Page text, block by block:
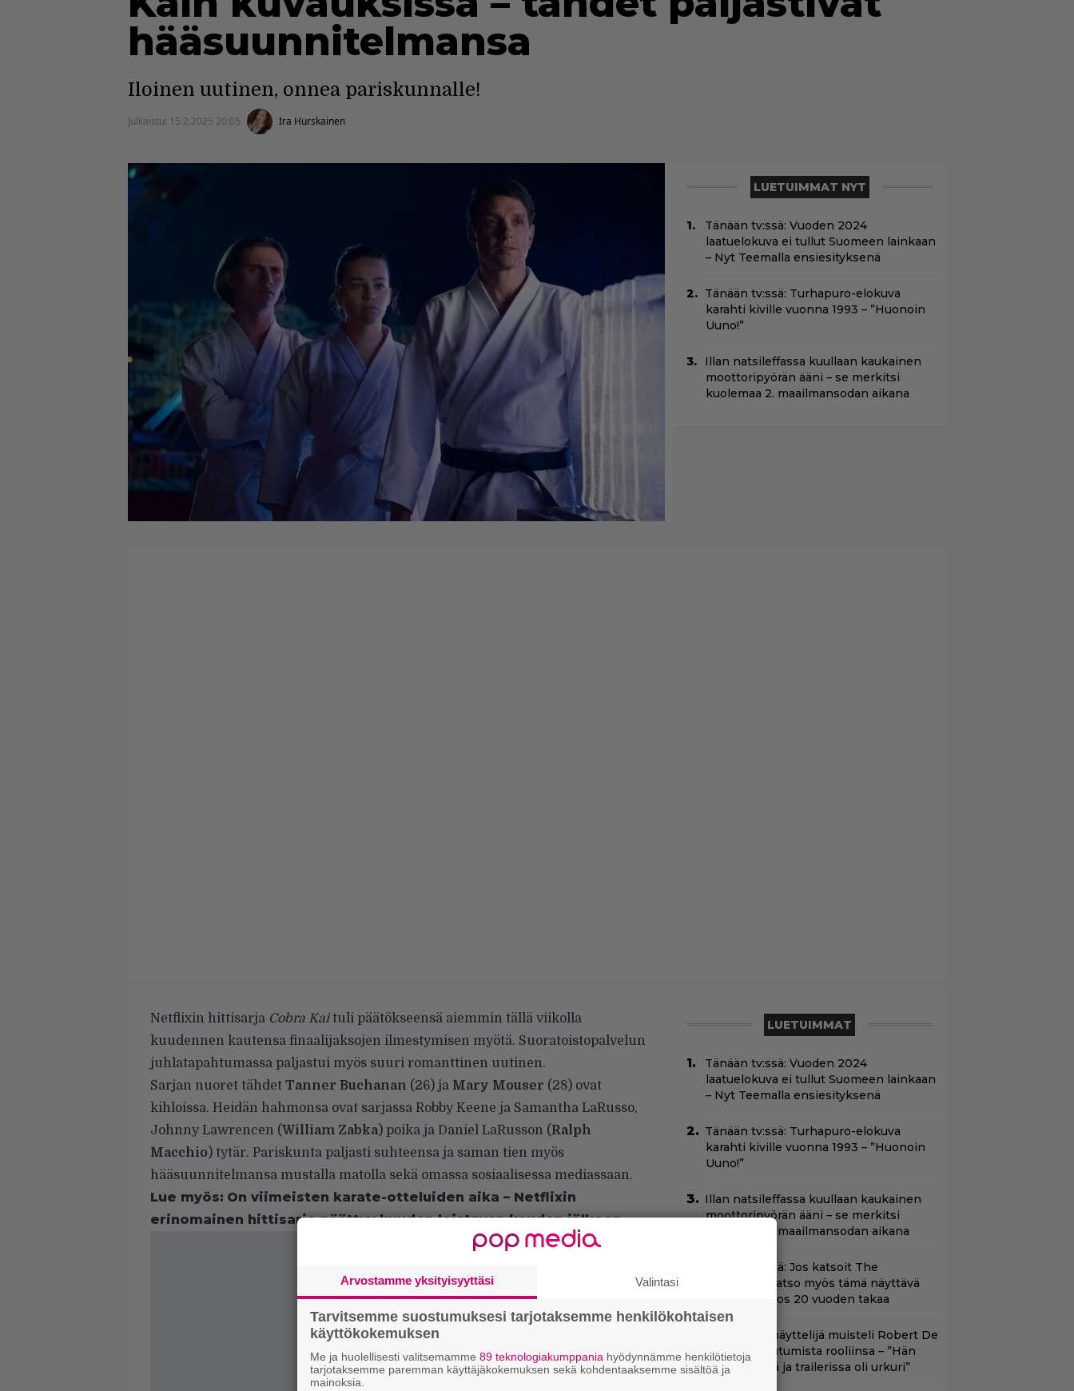
hääsuunnitelmansa
Iloinen uutinen, onnea pariskunnalle!
Julkaistu: 15.2.2025 20:05 Ira Hurskainen
LUETUIMMAT NYT
Tänään tv:ssä: Vuoden 2024
laatuelokuva ei tullut Suomeen lainkaan
– Nyt Teemalla ensiesityksenä
Tänään tv:ssä: Turhapuro-elokuva
karahti kiville vuonna 1993 – ”Huonoin
Uuno!”
Illan natsileffassa kuullaan kaukainen
moottoripyörän ääni – se merkitsi
kuolemaa 2. maailmansodan aikana
Netflixin hittisarja Cobra Kaituli päätökseensä aiemmin tällä viikolla
kuudennen kautensa finaalijaksojen ilmestymisen myötä. Suoratoistopalvelun
juhlatapahtumassa paljastui myös suuri romanttinen uutinen.
Sarjan nuoret tähdet Tanner Buchanan (26) ja Mary Mouser (28) ovat
kihloissa. Heidän hahmonsa ovat sarjassa Robby Keene ja Samantha LaRusso,
Johnny Lawrencen (William Zabka) poika ja Daniel LaRusson (Ralph
Macchio) tytär. Pariskunta paljasti suhteensa ja saman tien myös
hääsuunnitelmansa mustalla matolla sekä omassa sosiaalisessa mediassaan.
Lue myös: On viimeisten karate-otteluiden aika – Netflixin
erinomainen hittisarja päättyy kuuden loistavan kauden jälkeen
LUETUIMMAT
Tänään tv:ssä: Vuoden 2024
laatuelokuva ei tullut Suomeen lainkaan
– Nyt Teemalla ensiesityksenä
Tänään tv:ssä: Turhapuro-elokuva
karahti kiville vuonna 1993 – ”Huonoin
Uuno!”
Illan natsileffassa kuullaan kaukainen
moottoripyörän ääni – se merkitsi
kuolemaa 2. maailmansodan aikana
Tänään tv:ssä: Jos katsoit The
Odysseyn, katso myös tämä näyttävä
toimintaeepos 20 vuoden takaa
Cape Fear -näyttelijä muisteli Robert De
Niron paneutumista rooliinsa – ”Hän
puhui kielillä ja trailerissa oli urkuri”
Arvostamme yksityisyyttäsi Valintasi
Tarvitsemme suostumuksesi tarjotaksemme henkilökohtaisen
käyttökokemuksen
Me ja huolellisesti valitsemamme 89 teknologiakumppania hyödynnämme henkilötietoja
tarjotaksemme paremman käyttäjäkokemuksen sekä kohdentaaksemme sisältöä ja
mainoksia.